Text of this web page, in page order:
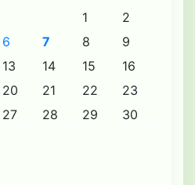
1
2
6 7 8
9
13 14 15
16
20 21 22
23
27 28 29
30